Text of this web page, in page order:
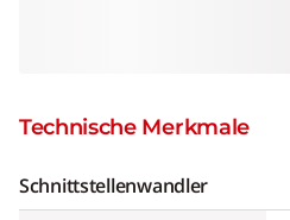
Technische Merkmale
Schnittstellenwandler